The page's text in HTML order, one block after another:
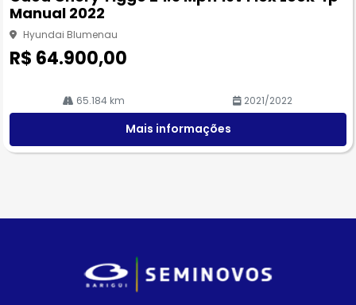
he
Manual 2022
Hyundai Blumenau
R$ 64.900,00
65.184 km 2021/2022
Mais informações